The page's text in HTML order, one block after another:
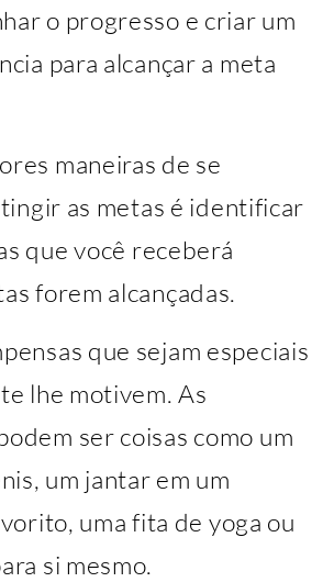
o progresso e criar um
para alcançar a meta
maneiras de se
as metas é identificar
que você receberá
forem alcançadas.
que sejam especiais
lhe motivem. As
ser coisas como um
um jantar em um
uma fita de yoga ou
si mesmo.